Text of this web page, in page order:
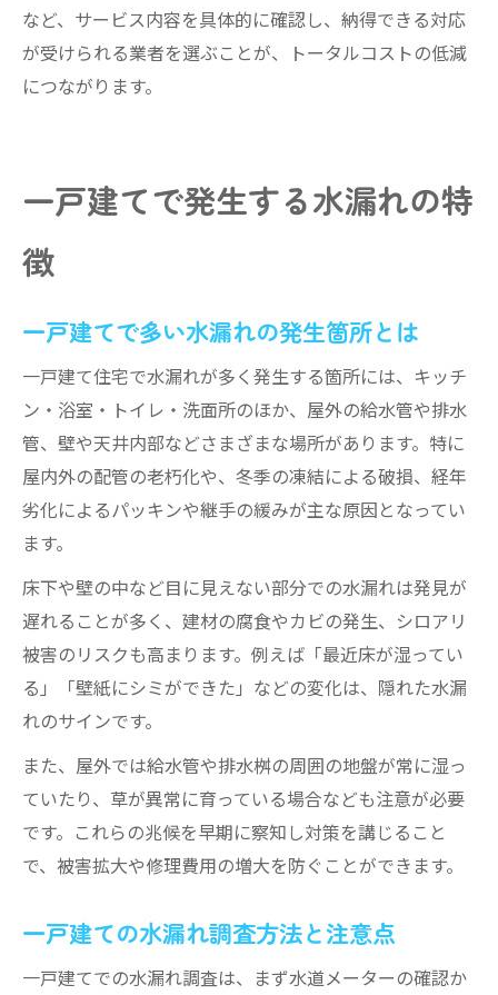
など、サービス内容を具体的に確認し、納得できる対応
が受けられる業者を選ぶことが、トータルコストの低減
につながります。
一戸建てで発生する水漏れの特
徴
一戸建てで多い水漏れの発生箇所とは
一戸建て住宅で水漏れが多く発生する箇所には、キッチ
ン・浴室・トイレ・洗面所のほか、屋外の給水管や排水
管、壁や天井内部などさまざまな場所があります。特に
屋内外の配管の老朽化や、冬季の凍結による破損、経年
劣化によるパッキンや継手の緩みが主な原因となってい
ます。
床下や壁の中など目に見えない部分での水漏れは発見が
遅れることが多く、建材の腐食やカビの発生、シロアリ
被害のリスクも高まります。例えば「最近床が湿ってい
る」「壁紙にシミができた」などの変化は、隠れた水漏
れのサインです。
また、屋外では給水管や排水桝の周囲の地盤が常に湿っ
ていたり、草が異常に育っている場合なども注意が必要
です。これらの兆候を早期に察知し対策を講じること
で、被害拡大や修理費用の増大を防ぐことができます。
一戸建ての水漏れ調査方法と注意点
一戸建てでの水漏れ調査は、まず水道メーターの確認か